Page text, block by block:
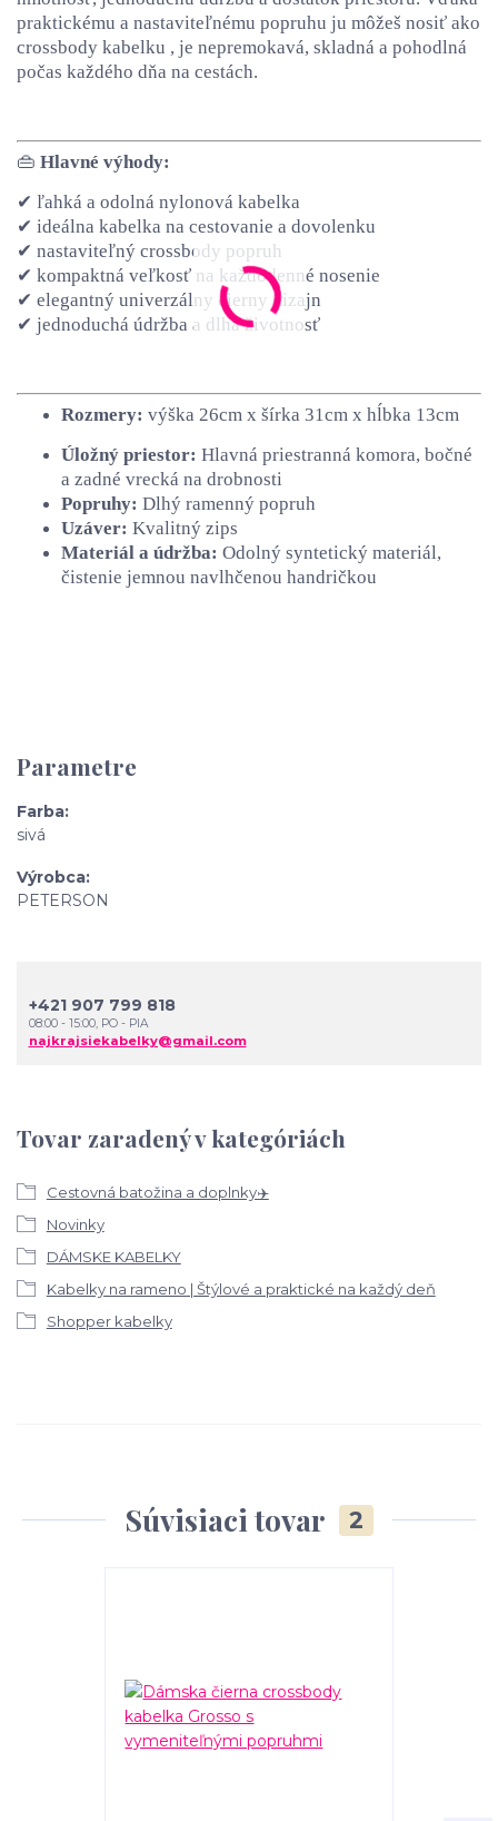
praktickému a nastaviteľnému popruhu ju môžeš nosiť ako
crossbody kabelku , je nepremokavá, skladná a pohodlná
počas každého dňa na cestách.
👜 Hlavné výhody:
✔ ľahká a odolná nylonová kabelka
✔ ideálna kabelka na cestovanie a dovolenku
✔ nastaviteľný crossbody popruh
✔ kompaktná veľkosť na každodenné nosenie
✔ elegantný univerzálny čierny dizajn
✔ jednoduchá údržba a dlhá životnosť
Rozmery: výška 26cm x šírka 31cm x hĺbka 13cm
Úložný priestor: Hlavná priestranná komora, bočné
a zadné vrecká na drobnosti
Popruhy: Dlhý ramenný popruh
Uzáver: Kvalitný zips
Materiál a údržba: Odolný syntetický materiál,
čistenie jemnou navlhčenou handričkou
Parametre
Farba
sivá
Výrobca
PETERSON
Tovar zaradený v kategóriách
Cestovná batožina a doplnky✈️
Novinky
DÁMSKE KABELKY
Kabelky na rameno | Štýlové a praktické na každý deň
Shopper kabelky
+421 907 799 818
08:00 - 15:00, PO - PIA
najkrajsiekabelky@gmail.com
Súvisiaci tovar 2